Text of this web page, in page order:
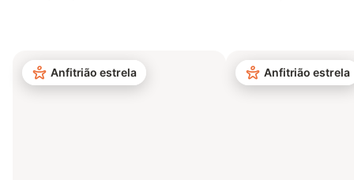
Anfitrião estrela Anfitrião estrela